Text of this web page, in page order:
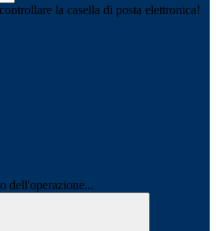
la casella di posta elettronica!
dell'operazione...